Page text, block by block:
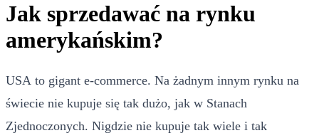
Jak sprzedawać na rynku
amerykańskim?
USA to gigant e-commerce. Na żadnym innym rynku na
świecie nie kupuje się tak dużo, jak w Stanach
Zjednoczonych. Nigdzie nie kupuje tak wiele i tak